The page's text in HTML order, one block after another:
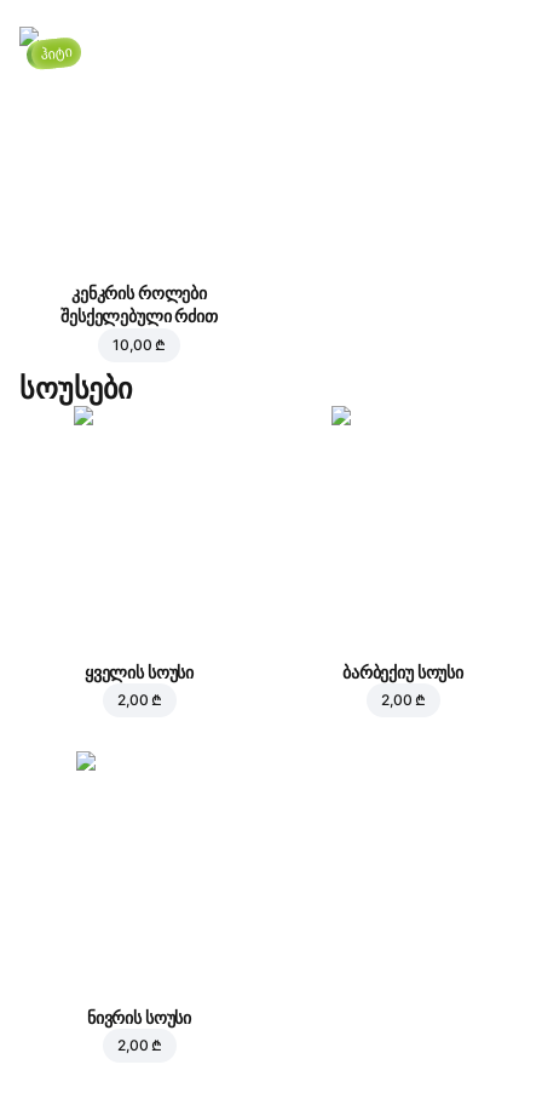
ჰიტი
კენკრის როლები
შესქელებული რძით
10,00 ₾
სოუსები
ყველის სოუსი
2,00 ₾
ბარბექიუ სოუსი
2,00 ₾
ნივრის სოუსი
2,00 ₾